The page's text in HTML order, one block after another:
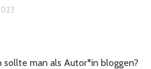
sollte man als Autor*in bloggen?